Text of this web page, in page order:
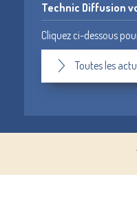
Technic Diffusion
Cliquez ci-dessous
Toutes les